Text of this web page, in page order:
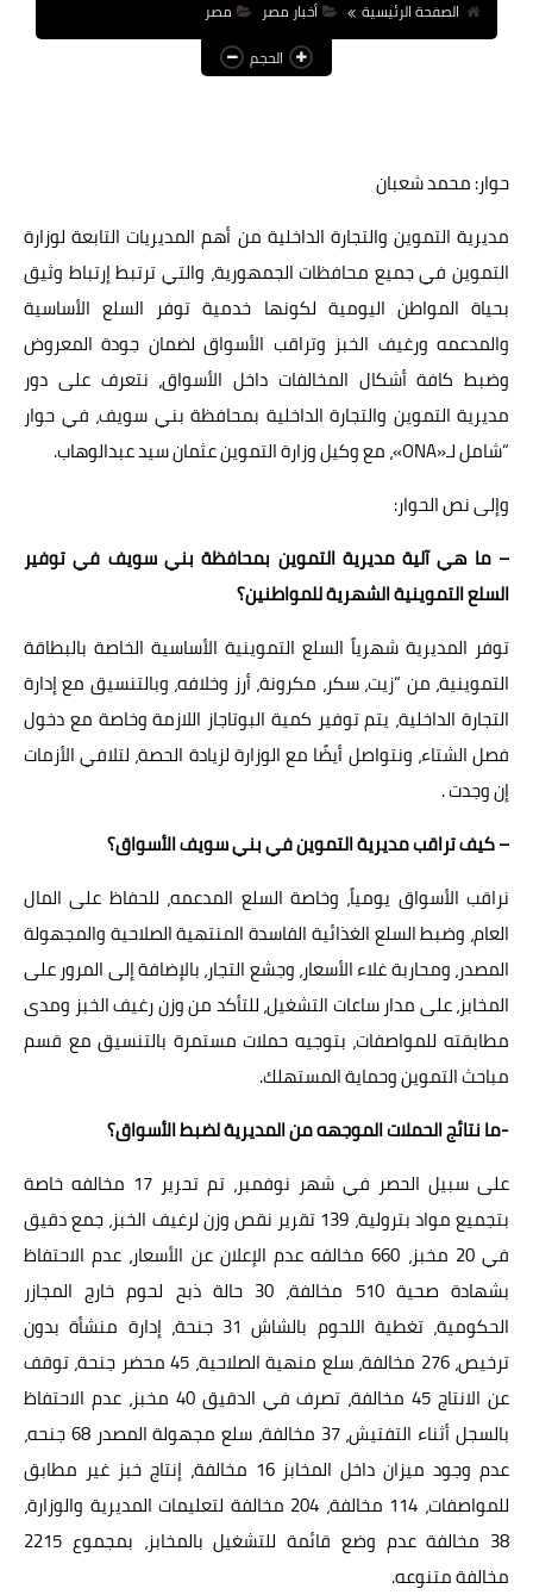
عالم المرأة
فن وثقافة
أخبار النجوم
أخبار العالم
الصفحة الرئيسية
أخبار مصر
مصر
الحجم
حوار: محمد شعبان
مديرية التموين والتجارة الداخلية من أهم المديريات التابعة لوزارة
التموين في جميع محافظات الجمهورية، والتي ترتبط إرتباط وثيق
بحياة المواطن اليومية لكونها خدمية توفر السلع الأساسية
والمدعمه ورغيف الخبز وتراقب الأسواق لضمان جودة المعروض
وضبط كافة أشكال المخالفات داخل الأسواق، نتعرف على دور
مديرية التموين والتجارة الداخلية بمحافظة بني سويف، في حوار
“شامل لـ«ONA»، مع وكيل وزارة التموين عثمان سيد عبدالوهاب.
وإلى نص الحوار:
– ما هي آلية مديرية التموين بمحافظة بني سويف في توفير
السلع التموينية الشهرية للمواطنين؟
توفر المديرية شهرياً السلع التموينية الأساسية الخاصة بالبطاقة
التموينية، من “زيت، سكر، مكرونة، أرز وخلافه، وبالتنسيق مع إدارة
التجارة الداخلية، يتم توفير كمية البوتاجاز اللازمة وخاصة مع دخول
فصل الشتاء، ونتواصل أيضًا مع الوزارة لزيادة الحصة، لتلافي الأزمات
إن وجدت .
– كيف تراقب مديرية التموين في بني سويف الأسواق؟
نراقب الأسواق يومياً، وخاصة السلع المدعمه، للحفاظ على المال
العام، وضبط السلع الغذائية الفاسدة المنتهية الصلاحية والمجهولة
المصدر، ومحاربة غلاء الأسعار، وجشع التجار، بالإضافة إلى المرور على
المخابز، على مدار ساعات التشغيل، للتأكد من وزن رغيف الخبز ومدى
مطابقته للمواصفات، بتوجيه حملات مستمرة بالتنسيق مع قسم
مباحث التموين وحماية المستهلك.
-ما نتائج الحملات الموجهه من المديرية لضبط الأسواق؟
على سبيل الحصر في شهر نوفمبر، تم تحرير 17 مخالفه خاصة
بتجميع مواد بترولية، 139 تقرير نقص وزن لرغيف الخبز، جمع دقيق
في 20 مخبز، 660 مخالفه عدم الإعلان عن الأسعار، عدم الاحتفاظ
بشهادة صحية 510 مخالفة، 30 حالة ذبح لحوم خارج المجازر
الحكومية، تغطية اللحوم بالشاش 31 جنحة، إدارة منشأة بدون
ترخيص، 276 مخالفة، سلع منهية الصلاحية، 45 محضر جنحة، توقف
عن الانتاج 45 مخالفة، تصرف في الدقيق 40 مخبز، عدم الاحتفاظ
بالسجل أثناء التفتيش، 37 مخالفة، سلع مجهولة المصدر 68 جنحه،
عدم وجود ميزان داخل المخابز 16 مخالفة، إنتاج خبز غير مطابق
للمواصفات، 114 مخالفة، 204 مخالفة لتعليمات المديرية والوزارة،
38 مخالفة عدم وضع قائمة للتشغيل بالمخابز، بمجموع 2215
مخالفة متنوعه.